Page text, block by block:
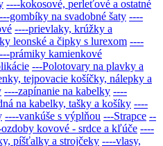
----kokosové, perleťové a ostatné
gombíky na svadobné šaty ----
----prievlaky, krúžky a
leonské a čipky s lurexom ----
prámiky kamienkové
---Polotovary na plavky a
tejpovacie košíčky, nálepky a
----zapínanie na kabelky ----
na kabelky, tašky a košíky ----
----vankúše s výplňou ---Strapce --
kovové - srdce a kľúče ----
píšťalky a strojčeky ----vlasy,